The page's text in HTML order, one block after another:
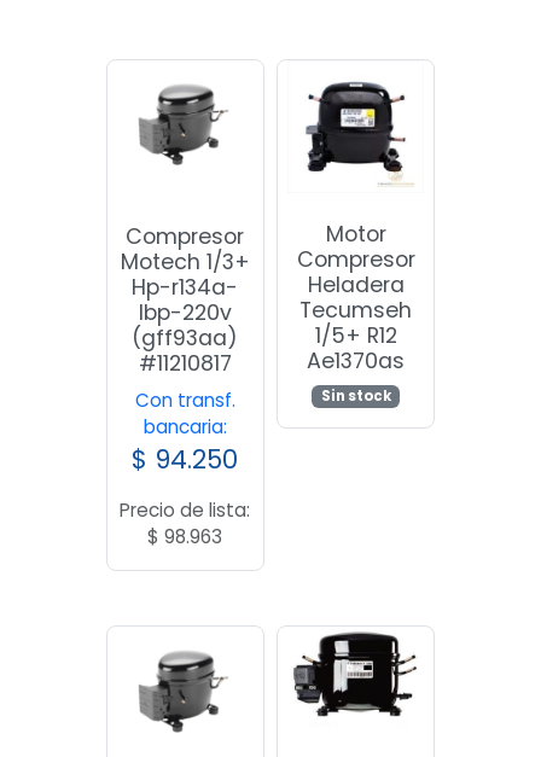
Compresor
Motech 1/3+
Hp-r134a-
lbp-220v
(gff93aa)
#11210817
Con transf.
bancaria:
$ 94.250
Precio de lista:
$ 98.963
Motor
Compresor
Heladera
Tecumseh
1/5+ R12
Ae1370as
Sin stock